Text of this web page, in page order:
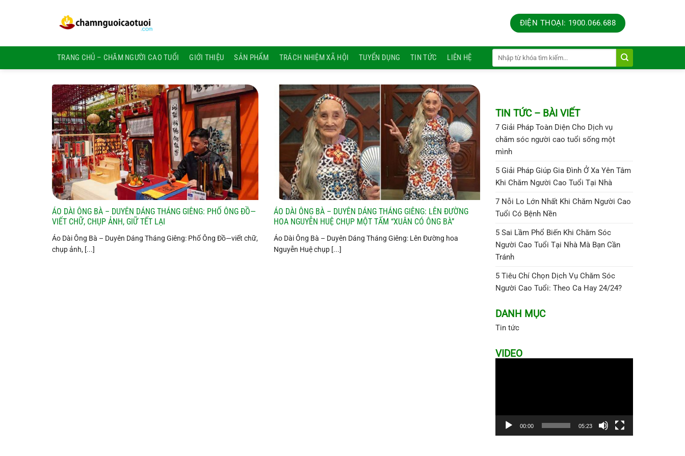
ĐIỆN THOẠI: 1900.066.688
TRANG CHỦ – CHĂM NGƯỜI CAO TUỔI GIỚI THIỆU SẢN PHẨM TRÁCH NHIỆM XÃ HỘI TUYỂN DỤNG TIN TỨC LIÊN HỆ
ÁO DÀI ÔNG BÀ – DUYÊN DÁNG THÁNG GIÊNG: PHỐ ÔNG ĐỒ—
VIẾT CHỮ, CHỤP ẢNH, GIỮ TẾT LẠI
Áo Dài Ông Bà – Duyên Dáng Tháng Giêng: Phố Ông Đồ—viết chữ,
chụp ảnh, [...]
ÁO DÀI ÔNG BÀ – DUYÊN DÁNG THÁNG GIÊNG: LÊN ĐƯỜNG
HOA NGUYỄN HUỆ CHỤP MỘT TẤM “XUÂN CÓ ÔNG BÀ”
Áo Dài Ông Bà – Duyên Dáng Tháng Giêng: Lên Đường hoa
Nguyễn Huệ chụp [...]
TIN TỨC – BÀI VIẾT
7 Giải Pháp Toàn Diện Cho Dịch vụ
chăm sóc người cao tuổi sống một
mình
5 Giải Pháp Giúp Gia Đình Ở Xa Yên Tâm
Khi Chăm Người Cao Tuổi Tại Nhà
7 Nỗi Lo Lớn Nhất Khi Chăm Người Cao
Tuổi Có Bệnh Nền
5 Sai Lầm Phổ Biến Khi Chăm Sóc
Người Cao Tuổi Tại Nhà Mà Bạn Cần
Tránh
5 Tiêu Chí Chọn Dịch Vụ Chăm Sóc
Người Cao Tuổi: Theo Ca Hay 24/24?
DANH MỤC
Tin tức
VIDEO
00:00 05:23